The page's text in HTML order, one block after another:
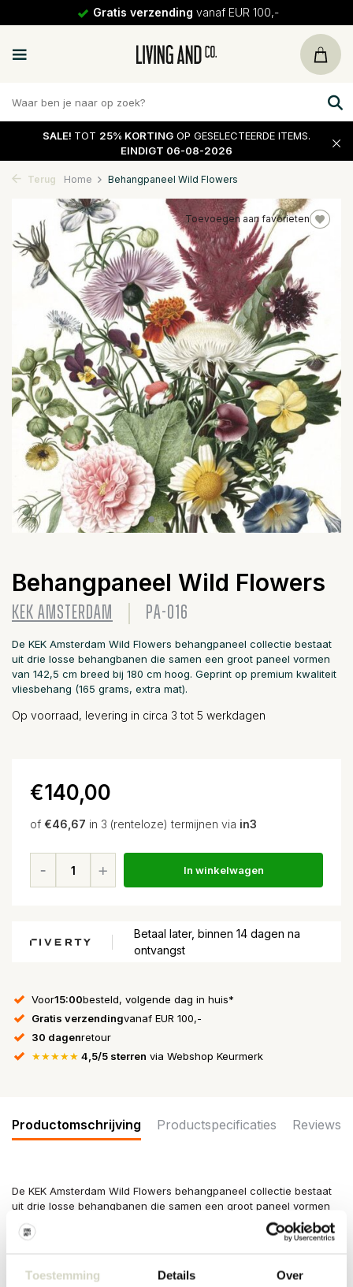
Toestemming Details Over
Gratis verzending vanaf EUR 100,-
SALE! TOT 25% KORTING OP GESELECTEERDE ITEMS.
EINDIGT 06-08-2026
Terug Home Behangpaneel Wild Flowers
Toevoegen aan favorieten
Behangpaneel Wild Flowers
KEK AMSTERDAM PA-016
De KEK Amsterdam Wild Flowers behangpaneel collectie bestaat
uit drie losse behangbanen die samen een groot paneel vormen
van 142,5 cm breed bij 180 cm hoog. Geprint op premium kwaliteit
vliesbehang (165 grams, extra mat).
Op voorraad, levering in circa 3 tot 5 werkdagen
€140,00
of €46,67 in 3 (renteloze) termijnen via in3
In winkelwagen
Betaal later, binnen 14 dagen na
ontvangst
Voor15:00besteld, volgende dag in huis*
Gratis verzendingvanaf EUR 100,-
30 dagenretour
★★★★★ 4,5/5 sterren via Webshop Keurmerk
Productomschrijving Productspecificaties Reviews
De KEK Amsterdam Wild Flowers behangpaneel collectie bestaat
uit drie losse behangbanen die samen een groot paneel vormen
van 142,5 cm breed bij 180 cm hoog. Geprint op premium kwaliteit
vliesbehang (165 grams, extra mat).
Kleur: full color, extra mat